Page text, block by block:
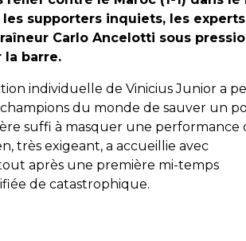
les supporters inquiets, les experts
Carlo Ancelotti sous
la barre.
individuelle de Vinicius Junior a
du monde de sauver un
suffi à masquer une performance
très exigeant, a accueillie avec
après une première mi-temps
de catastrophique.